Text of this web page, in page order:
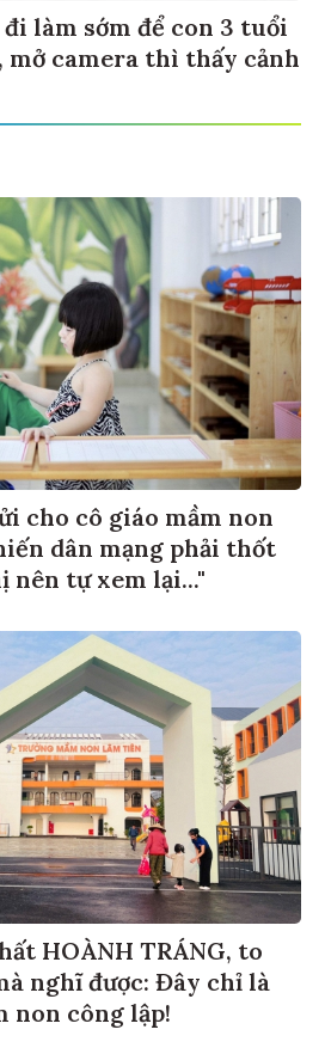
làm sớm để con 3 tuổi
mở camera thì thấy cảnh
cho cô giáo mầm non
dân mạng phải thốt
nên tự xem lại..."
HOÀNH TRÁNG, to
nghĩ được: Đây chỉ là
non công lập!